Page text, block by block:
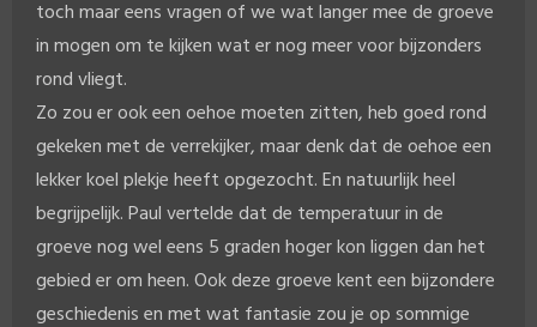
toch maar eens vragen of we wat langer mee de groeve
in mogen om te kijken wat er nog meer voor bijzonders
rond vliegt.
Zo zou er ook een oehoe moeten zitten, heb goed rond
gekeken met de verrekijker, maar denk dat de oehoe een
lekker koel plekje heeft opgezocht. En natuurlijk heel
begrijpelijk. Paul vertelde dat de temperatuur in de
groeve nog wel eens 5 graden hoger kon liggen dan het
gebied er om heen. Ook deze groeve kent een bijzondere
geschiedenis en met wat fantasie zou je op sommige